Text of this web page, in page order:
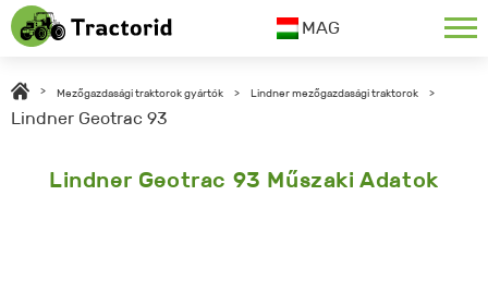
MAG
> Mezőgazdasági traktorok gyártók > Lindner mezőgazdasági traktorok >
Lindner Geotrac 93
Lindner Geotrac 93 Műszaki Adatok